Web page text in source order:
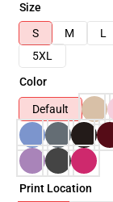
Size
S
M L
5XL
Color
Default
Print Location